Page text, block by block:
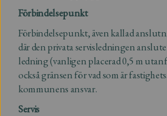
Förbindelsepunkt
Förbindelsepunkt, även kallad
där den privata servisledningen
ledning (vanligen placerad 0,5 m
också gränsen för vad som är
kommunens ansvar.
Servis